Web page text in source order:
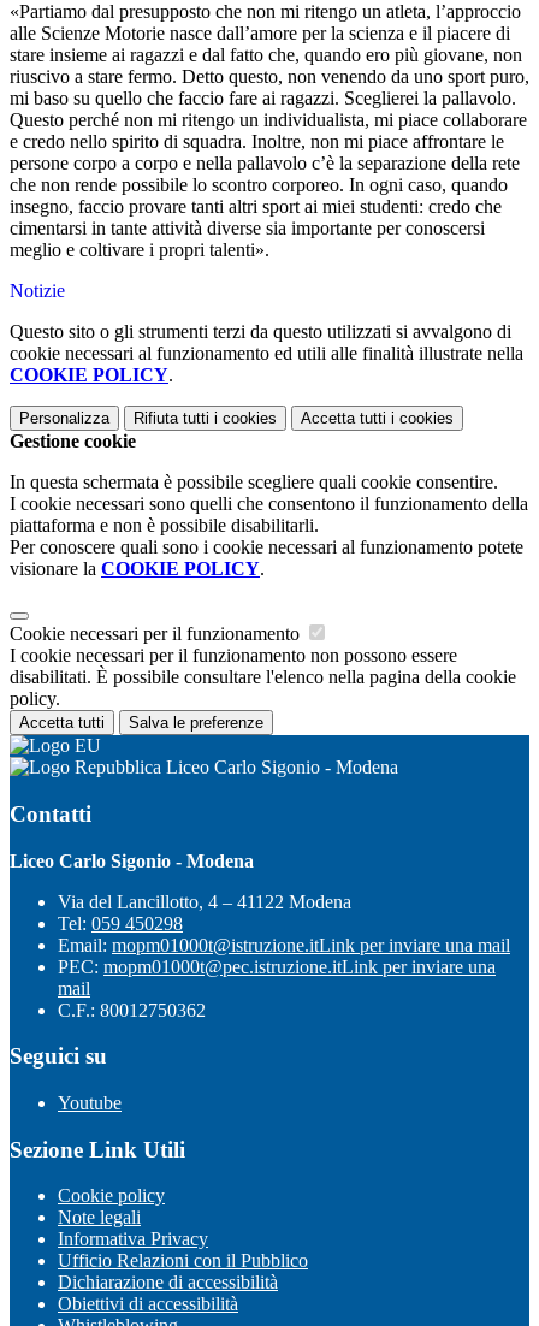
«Partiamo dal presupposto che non mi ritengo un atleta, l’approccio
alle Scienze Motorie nasce dall’amore per la scienza e il piacere di
stare insieme ai ragazzi e dal fatto che, quando ero più giovane, non
riuscivo a stare fermo. Detto questo, non venendo da uno sport puro,
mi baso su quello che faccio fare ai ragazzi. Sceglierei la pallavolo.
Questo perché non mi ritengo un individualista, mi piace collaborare
e credo nello spirito di squadra. Inoltre, non mi piace affrontare le
persone corpo a corpo e nella pallavolo c’è la separazione della rete
che non rende possibile lo scontro corporeo. In ogni caso, quando
insegno, faccio provare tanti altri sport ai miei studenti: credo che
cimentarsi in tante attività diverse sia importante per conoscersi
meglio e coltivare i propri talenti».
Notizie
Questo sito o gli strumenti terzi da questo utilizzati si avvalgono di
cookie necessari al funzionamento ed utili alle finalità illustrate nella
COOKIE POLICY.
Personalizza Rifiuta tutti i cookies Accetta tutti i cookies
Gestione cookie
In questa schermata è possibile scegliere quali cookie consentire.
I cookie necessari sono quelli che consentono il funzionamento della
piattaforma e non è possibile disabilitarli.
Per conoscere quali sono i cookie necessari al funzionamento potete
visionare la COOKIE POLICY.
Cookie necessari per il funzionamento
I cookie necessari per il funzionamento non possono essere
disabilitati. È possibile consultare l'elenco nella pagina della cookie
policy.
Accetta tutti Salva le preferenze
Liceo Carlo Sigonio - Modena
Contatti
Liceo Carlo Sigonio - Modena
Via del Lancillotto, 4 – 41122 Modena
Tel: 059 450298
Email: mopm01000t@istruzione.itLink per inviare una mail
PEC: mopm01000t@pec.istruzione.itLink per inviare una
mail
C.F.: 80012750362
Seguici su
Youtube
Sezione Link Utili
Cookie policy
Note legali
Informativa Privacy
Ufficio Relazioni con il Pubblico
Dichiarazione di accessibilità
Obiettivi di accessibilità